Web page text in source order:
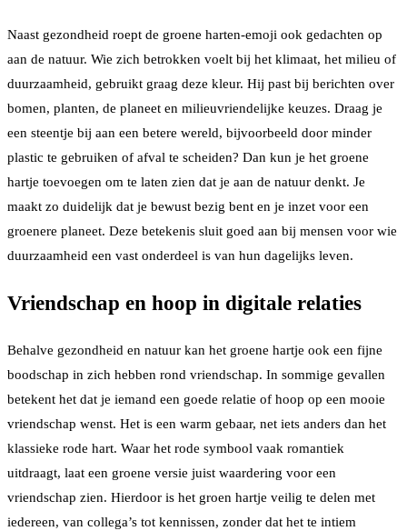
Naast gezondheid roept de groene harten-emoji ook gedachten op
aan de natuur. Wie zich betrokken voelt bij het klimaat, het milieu of
duurzaamheid, gebruikt graag deze kleur. Hij past bij berichten over
bomen, planten, de planeet en milieuvriendelijke keuzes. Draag je
een steentje bij aan een betere wereld, bijvoorbeeld door minder
plastic te gebruiken of afval te scheiden? Dan kun je het groene
hartje toevoegen om te laten zien dat je aan de natuur denkt. Je
maakt zo duidelijk dat je bewust bezig bent en je inzet voor een
groenere planeet. Deze betekenis sluit goed aan bij mensen voor wie
duurzaamheid een vast onderdeel is van hun dagelijks leven.
Vriendschap en hoop in digitale relaties
Behalve gezondheid en natuur kan het groene hartje ook een fijne
boodschap in zich hebben rond vriendschap. In sommige gevallen
betekent het dat je iemand een goede relatie of hoop op een mooie
vriendschap wenst. Het is een warm gebaar, net iets anders dan het
klassieke rode hart. Waar het rode symbool vaak romantiek
uitdraagt, laat een groene versie juist waardering voor een
vriendschap zien. Hierdoor is het groen hartje veilig te delen met
iedereen, van collega’s tot kennissen, zonder dat het te intiem